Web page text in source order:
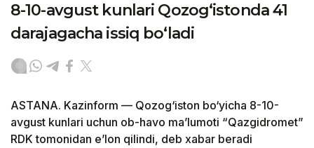
8-10-avgust kunlari Qozog‘istonda 41
darajagacha issiq bo‘ladi
ASTANA. Kazinform — Qozog‘iston bo‘yicha 8-10-
avgust kunlari uchun ob-havo ma’lumoti “Qazgidromet”
RDK tomonidan e’lon qilindi, deb xabar beradi